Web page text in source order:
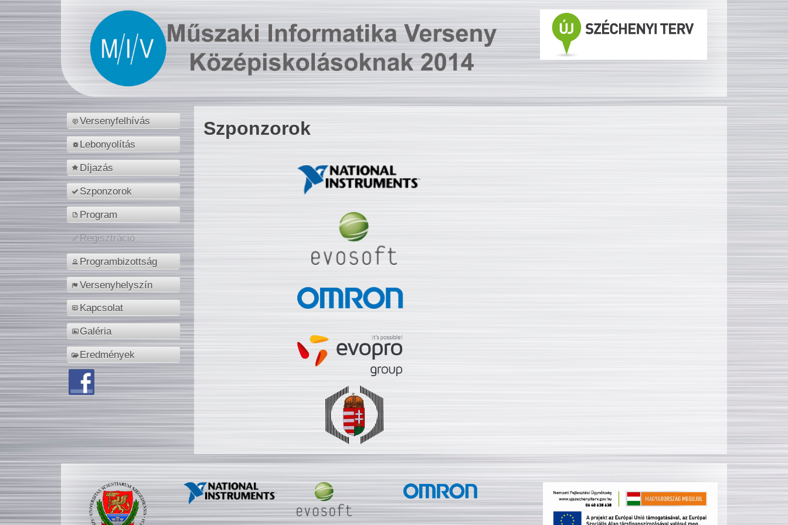
Versenyfelhívás
Lebonyolítás
Díjazás
Szponzorok
Program
Regisztráció
Programbizottság
Versenyhelyszín
Kapcsolat
Galéria
Eredmények
Szponzorok